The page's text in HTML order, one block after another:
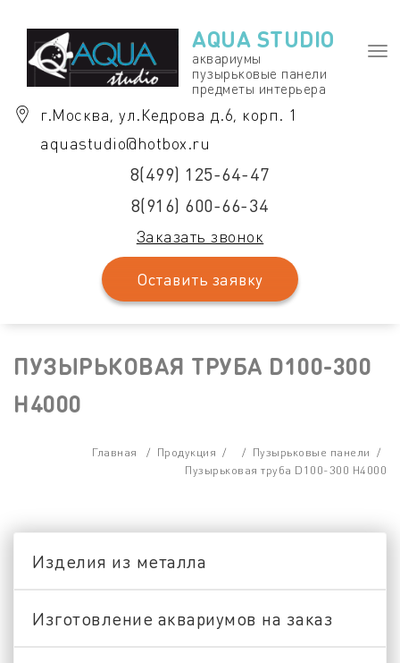
содержимому
AQUA STUDIO
аквариумы
пузырьковые панели
предметы интерьера
г.Москва, ул.Кедрова д.6, корп. 1
aquastudio@hotbox.ru
8(499) 125-64-47
8(916) 600-66-34
Заказать звонок
Оставить заявку
ПУЗЫРЬКОВАЯ ТРУБА D100-300
H4000
Главная / Продукция / / Пузырьковые панели /
Пузырьковая труба D100-300 H4000
Изделия из металла
Изготовление аквариумов на заказ